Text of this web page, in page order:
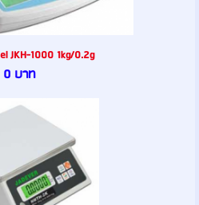
JKH-1000 1kg/0.2g
0 บาท